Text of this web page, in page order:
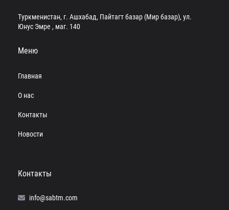
Туркменистан, г. Ашхабад, Пайтагт базар (Мир базар), ул.
Юнус Эмре , маг. 140
Меню
Главная
О нас
Контакты
Новости
Контакты
info@sabtm.com